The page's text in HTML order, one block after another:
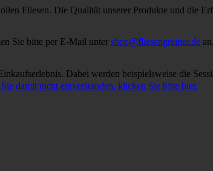
Fliesen. Die Qualität unserer Produkte und die
Sie bitte per E-Mail unter shop@fliesengreiner.de
Dabei werden beispielsweise die
damit nicht einverstanden, klicken Sie bitte hier.